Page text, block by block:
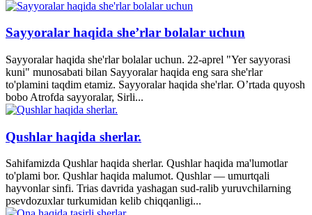
Sayyoralar haqida she’rlar bolalar uchun
Sayyoralar haqida she'rlar bolalar uchun. 22-aprel "Yer sayyorasi
kuni" munosabati bilan Sayyoralar haqida eng sara she'rlar
to'plamini taqdim etamiz. Sayyoralar haqida she'rlar. O’rtada quyosh
bobo Atrofda sayyoralar, Sirli...
Qushlar haqida sherlar.
Sahifamizda Qushlar haqida sherlar. Qushlar haqida ma'lumotlar
to'plami bor. Qushlar haqida malumot. Qushlar — umurtqali
hayvonlar sinfi. Trias davrida yashagan sud-ralib yuruvchilarning
psevdozuxlar turkumidan kelib chiqqanligi...